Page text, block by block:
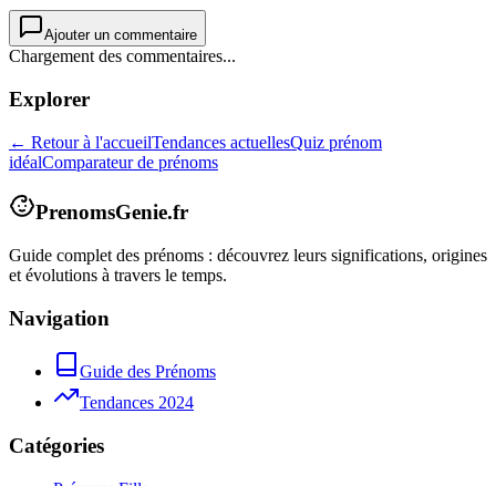
Ajouter un commentaire
Chargement des commentaires...
Explorer
← Retour à l'accueilTendances actuellesQuiz prénom
idéalComparateur de prénoms
PrenomsGenie.fr
Guide complet des prénoms : découvrez leurs significations, origines
et évolutions à travers le temps.
Navigation
Guide des Prénoms
Tendances 2024
Catégories